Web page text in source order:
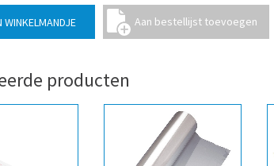
producten